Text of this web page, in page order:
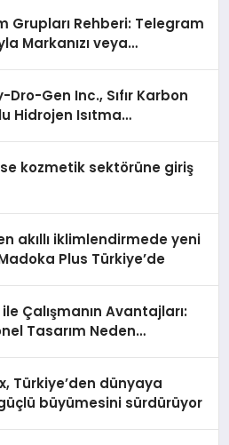
Grupları Rehberi: Telegram
Markanızı veya
Dro-Gen Inc., Sıfır Karbon
Hidrojen Isıtma
kozmetik sektörüne giriş
akıllı iklimlendirmede yeni
Plus Türkiye’de
Çalışmanın Avantajları:
Tasarım Neden
Türkiye’den dünyaya
büyümesini sürdürüyor